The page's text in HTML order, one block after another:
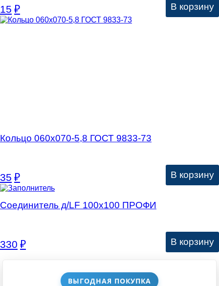
ВЫГОДНАЯ ПОКУПКА
15 ₽ В корзину
Кольцо 060х070-5,8 ГОСТ 9833-73
35 ₽ В корзину
Соединитель д/LF 100х100 ПРОФИ
330 ₽ В корзину